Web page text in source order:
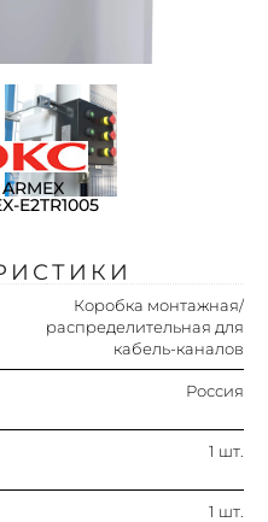
E2TR1005
Коробка монтажная/
распределительная для
кабель-каналов
Россия
1 шт.
1 шт.